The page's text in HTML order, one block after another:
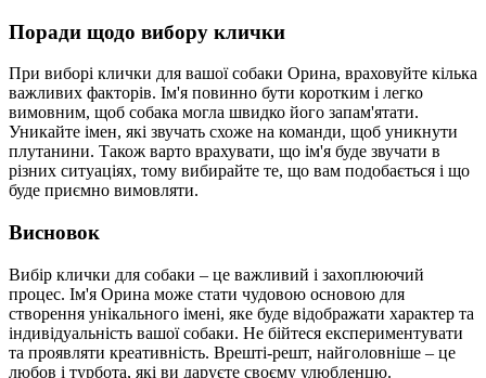
Поради щодо вибору клички
При виборі клички для вашої собаки Орина, враховуйте кілька
важливих факторів. Ім'я повинно бути коротким і легко
вимовним, щоб собака могла швидко його запам'ятати.
Уникайте імен, які звучать схоже на команди, щоб уникнути
плутанини. Також варто врахувати, що ім'я буде звучати в
різних ситуаціях, тому вибирайте те, що вам подобається і що
буде приємно вимовляти.
Висновок
Вибір клички для собаки – це важливий і захоплюючий
процес. Ім'я Орина може стати чудовою основою для
створення унікального імені, яке буде відображати характер та
індивідуальність вашої собаки. Не бійтеся експериментувати
та проявляти креативність. Врешті-решт, найголовніше – це
любов і турбота, які ви даруєте своєму улюбленцю.